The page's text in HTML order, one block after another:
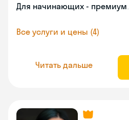
Для начинающих - премиум
Все услуги и цены (4)
Читать дальше